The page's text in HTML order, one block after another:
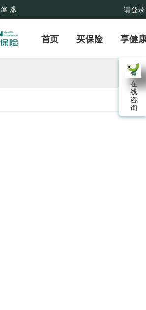
请登录
首页 买保险 享健
在
线
咨
询